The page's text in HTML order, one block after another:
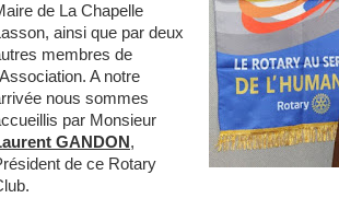
de La Chapelle
ainsi que par deux
membres de
A notre
nous sommes
par Monsieur
GANDON ,
de ce Rotary